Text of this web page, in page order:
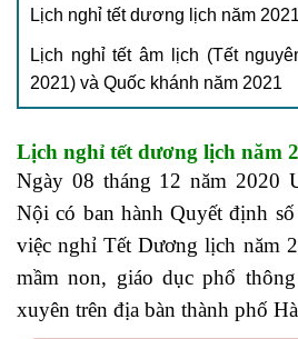
Lịch nghỉ tết dương lịch năm 2021
Lịch nghỉ tết âm lịch (Tết
2021) và Quốc khánh năm 2021
Lịch nghỉ tết dương lịch năm
Ngày 08 tháng 12 năm 2020
Nội có ban hành Quyết định
việc nghỉ Tết Dương lịch năm
mầm non, giáo dục phổ
xuyên trên địa bàn thành phố